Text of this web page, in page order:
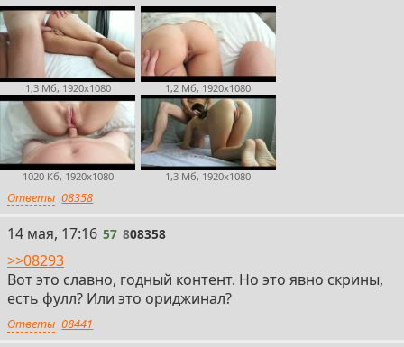
1,3 Мб, 1920x1080 1,2 Мб, 1920x1080
1020 Кб, 1920x1080 1,3 Мб, 1920x1080
Ответы 08358
57
14 мая, 17:16 57 808358
>>08293
Вот это славно, годный контент. Но это явно скрины,
есть фулл? Или это ориджинал?
Ответы 08441